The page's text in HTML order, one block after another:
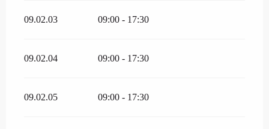
09.02.03 09:00 - 17:30
09.02.04 09:00 - 17:30
09.02.05 09:00 - 17:30